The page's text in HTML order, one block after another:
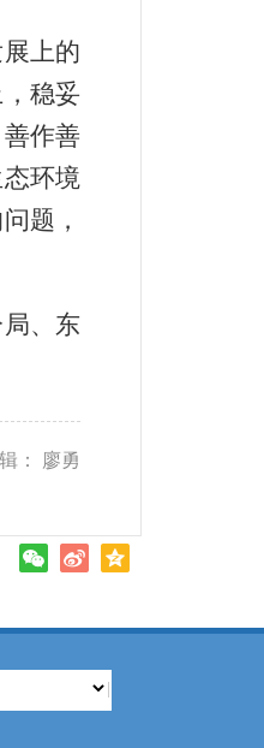
上的
稳妥
作善
环境
题，
、东
： 廖勇